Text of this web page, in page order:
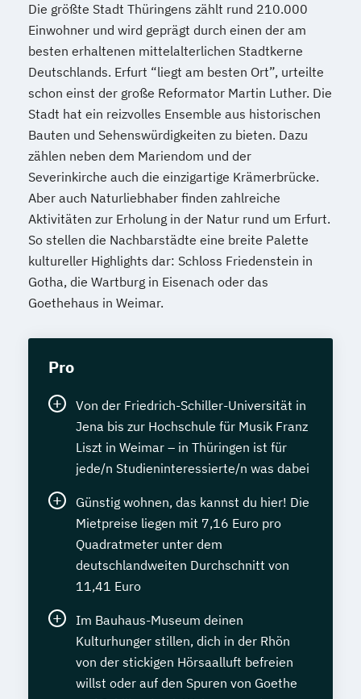
Die größte Stadt Thüringens zählt rund 210.000
Einwohner und wird geprägt durch einen der am
besten erhaltenen mittelalterlichen Stadtkerne
Deutschlands. Erfurt “liegt am besten Ort”, urteilte
schon einst der große Reformator Martin Luther. Die
Stadt hat ein reizvolles Ensemble aus historischen
Bauten und Sehenswürdigkeiten zu bieten. Dazu
zählen neben dem Mariendom und der
Severinkirche auch die einzigartige Krämerbrücke.
Aber auch Naturliebhaber finden zahlreiche
Aktivitäten zur Erholung in der Natur rund um Erfurt.
So stellen die Nachbarstädte eine breite Palette
kultureller Highlights dar: Schloss Friedenstein in
Gotha, die Wartburg in Eisenach oder das
Goethehaus in Weimar.
Pro
Von der Friedrich-Schiller-Universität in
Jena bis zur Hochschule für Musik Franz
Liszt in Weimar – in Thüringen ist für
jede/n Studieninteressierte/n was dabei
Günstig wohnen, das kannst du hier! Die
Mietpreise liegen mit 7,16 Euro pro
Quadratmeter unter dem
deutschlandweiten Durchschnitt von
11,41 Euro
Im Bauhaus-Museum deinen
Kulturhunger stillen, dich in der Rhön
von der stickigen Hörsaalluft befreien
willst oder auf den Spuren von Goethe